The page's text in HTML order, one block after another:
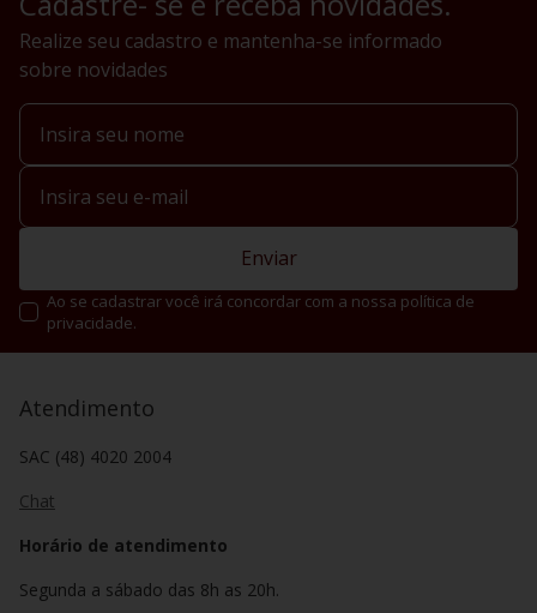
Realize seu cadastro e mantenha-se informado
sobre novidades
Enviar
Ao se cadastrar você irá concordar com a nossa política de
privacidade.
Atendimento
SAC (48) 4020 2004
Chat
Horário de atendimento
Segunda a sábado das 8h as 20h.